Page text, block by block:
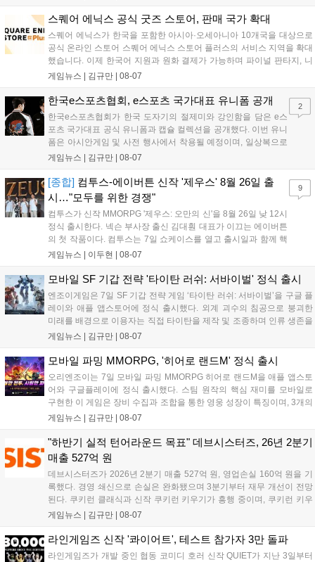
세한 정보는 공식 커뮤니티에서 확인 가능하다....
스퀘어 에닉스 공식 굿즈 스토어, 판매 국가 확대
스퀘어 에닉스가 한국을 포함한 아시아·오세아니아 10개국을 대상으로
공식 온라인 스토어 스퀘어 에닉스 스토어 플러스의 서비스 지역을 확대
했습니다. 이제 한국어 지원과 원화 결제가 가능하며 파이널 판타지, 니
어 등 주요 게임의 피규어, 굿즈를 구매할 수 있습니다. 신상품이 순차적
용 가능합니다....
게임뉴스 | 김규만 | 08-07
한국e스포츠협회, e스포츠 국가대표 유니폼 공개
한국e스포츠협회가 한국 도자기의 절제미와 강인함을 담은 e스
포츠 국가대표 공식 유니폼과 캡슐 컬렉션을 공개했다. 이번 유니
폼은 아시안게임 및 사전 행사에서 착용될 예정이며, 일상복으로
구성된 컬렉션은 오는 8월 28일부터 골스튜디오 공식 홈페이지
서는 대회 규정에 따라 별도의 유니폼을 착용할 계획이다....
게임뉴스 | 김규만 | 08-07
2
[종합] 컴투스-에이버튼 신작 '제우스' 8월 26일 출
시…"모두를 위한 경쟁"
컴투스가 신작 MMORPG '제우스: 오만의 신'을 8월 26일 낮 12시
정식 출시한다. 넥슨 부사장 출신 김대훤 대표가 이끄는 에이버튼
의 첫 작품이다. 컴투스는 7일 쇼케이스를 열고 출시일과 함께 핵
심 콘텐츠, 유료화 정책, 운영 방향을 공개했다. 캐릭터명 선점은
의 오만으로 균열이...
게임뉴스 | 이두현 | 08-07
9
모바일 SF 기갑 전략 '타이탄 러쉬: 서바이벌' 정식 출시
엔조이게임은 7일 SF 기갑 전략 게임 ‘타이탄 러쉬: 서바이벌’을 구글 플
레이와 애플 앱스토어에 정식 출시했다. 외계 괴수의 침공으로 붕괴한
미래를 배경으로 이용자는 직접 타이탄을 제작 및 조종하며 인류 생존을
위한 전투를 펼친다. 지휘관 모집, 피난처 운영, 연맹 협동 콘텐츠가 특징
지원 보상을 제공한다. 상세 내용은 공식 커뮤니티에서 확인 가능하다....
게임뉴스 | 김규만 | 08-07
모바일 파밍 MMORPG, '히어로 랜드M' 정식 출시
오리엔조이는 7일 모바일 파밍 MMORPG 히어로 랜드M을 애플 앱스토
어와 구글플레이에 정식 출시했다. 스팀 원작의 핵심 재미를 모바일로
구현한 이 게임은 장비 수집과 조합을 통한 영웅 성장이 특징이며, 3개의
무기 스킬을 활용한 전략적 전투와 길드전 등 다양한 콘텐츠를 제공한
혜택을 지급하며, 상세 내용은 공식 라운지에서 확인할 수 있다. 이용자
는 게임 접속 및 주요 콘텐츠 플레이를 통해 성장을 지원받을 수 있다....
게임뉴스 | 김규만 | 08-07
"하반기 실적 턴어라운드 목표" 데브시스터즈, 26년 2분기
매출 527억 원
데브시스터즈가 2026년 2분기 매출 527억 원, 영업손실 160억 원을 기
록했다. 경영 쇄신으로 손실은 완화됐으며 3분기부터 재무 개선이 전망
된다. 쿠키런 클래식과 신작 쿠키런 키우기가 흥행 중이며, 쿠키런 키우
기는 13일 첫 업데이트를 시작으로 2주 간격의 콘텐츠를 제공한다. 또한
이다. 회사는 비용 효율화와 신작 흥행을 통해 하반기 실적 턴어라운드
게임뉴스 | 김규만 | 08-07
라인게임즈 신작 '콰이어트', 테스트 참가자 3만 돌파
라인게임즈가 개발 중인 협동 코미디 호러 신작 QUIET가 지난 3일부터